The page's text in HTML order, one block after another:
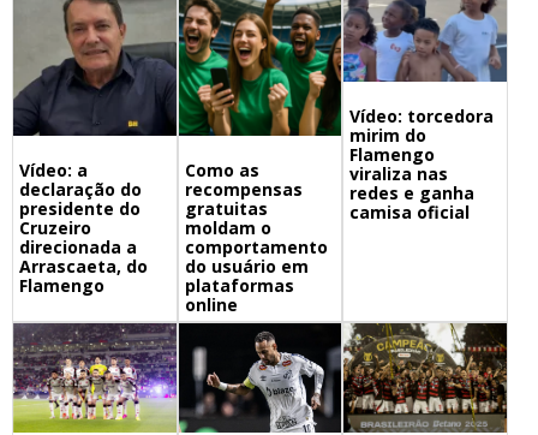
Vídeo: a
declaração do
presidente do
Cruzeiro
direcionada a
Arrascaeta, do
Flamengo
Como as
recompensas
gratuitas
moldam o
comportamento
do usuário em
plataformas
online
Vídeo: torcedora
mirim do
Flamengo
viraliza nas
redes e ganha
camisa oficial